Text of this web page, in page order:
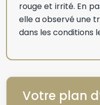
rouge et irrité. En
elle a observé une
dans les conditions
Votre plan